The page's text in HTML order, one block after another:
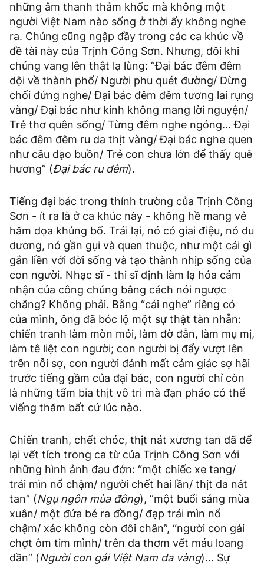
những âm thanh thảm khốc mà không một
người Việt Nam nào sống ở thời ấy không nghe
ra. Chúng cũng ngập đầy trong các ca khúc về
đề tài này của Trịnh Công Sơn. Nhưng, đôi khi
chúng vang lên thật lạ lùng: “Đại bác đêm đêm
dội về thành phố/ Người phu quét đường/ Dừng
chổi đứng nghe/ Đại bác đêm đêm tương lai rụng
vàng/ Đại bác như kinh không mang lời nguyện/
Trẻ thơ quên sống/ Từng đêm nghe ngóng... Đại
bác đêm đêm ru da thịt vàng/ Đại bác nghe quen
như câu dạo buồn/ Trẻ con chưa lớn để thấy quê
hương” (Đại bác ru đêm).
Tiếng đại bác trong thính trường của Trịnh Công
Sơn - ít ra là ở ca khúc này - không hề mang vẻ
hăm dọa khủng bố. Trái lại, nó có giai điệu, nó du
dương, nó gần gụi và quen thuộc, như một cái gì
gắn liền với đời sống và tạo thành nhịp sống của
con người. Nhạc sĩ - thi sĩ định làm lạ hóa cảm
nhận của công chúng bằng cách nói ngược
chăng? Không phải. Bằng “cái nghe” riêng có
của mình, ông đã bóc lộ một sự thật tàn nhẫn:
chiến tranh làm mòn mỏi, làm đờ đẫn, làm mụ mị,
làm tê liệt con người; con người bị đẩy vượt lên
trên nỗi sợ, con người đánh mất cảm giác sợ hãi
trước tiếng gầm của đại bác, con người chỉ còn
là những tấm bia thịt vô tri mà đạn pháo có thể
viếng thăm bất cứ lúc nào.
Chiến tranh, chết chóc, thịt nát xương tan đã để
lại vết tích trong ca từ của Trịnh Công Sơn với
những hình ảnh đau đớn: “một chiếc xe tang/
trái mìn nổ chậm/ người chết hai lần/ thịt da nát
tan” (Ngụ ngôn mùa đông), “một buổi sáng mùa
xuân/ một đứa bé ra đồng/ đạp trái mìn nổ
chậm/ xác không còn đôi chân”, “người con gái
chợt ôm tim mình/ trên da thơm vết máu loang
dần” (Người con gái Việt Nam da vàng)... Sự